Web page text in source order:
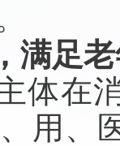
满足
体在
用、